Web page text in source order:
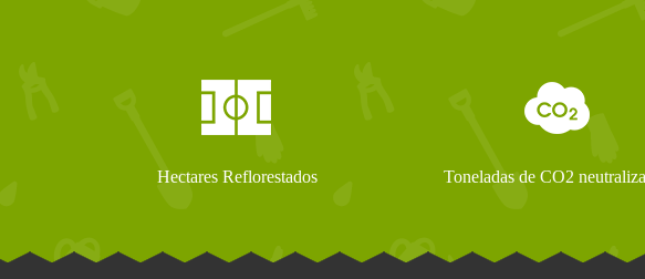
Hectares Reflorestados Toneladas de CO2